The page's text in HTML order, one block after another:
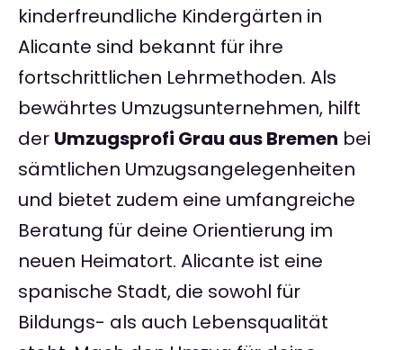
kinderfreundliche Kindergärten in
Alicante sind bekannt für ihre
fortschrittlichen Lehrmethoden. Als
bewährtes Umzugsunternehmen, hilft
der Umzugsprofi Grau aus Bremen bei
sämtlichen Umzugsangelegenheiten
und bietet zudem eine umfangreiche
Beratung für deine Orientierung im
neuen Heimatort. Alicante ist eine
spanische Stadt, die sowohl für
Bildungs- als auch Lebensqualität